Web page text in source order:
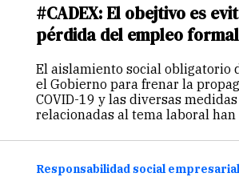
#CADEX: El obejtivo es
pérdida del empleo formal
El aislamiento social obligatorio
el Gobierno para frenar la
COVID-19 y las diversas
relacionadas al tema laboral han
marco es que IPAE Asociación
realizó una edición…
Responsabilidad social empresarial